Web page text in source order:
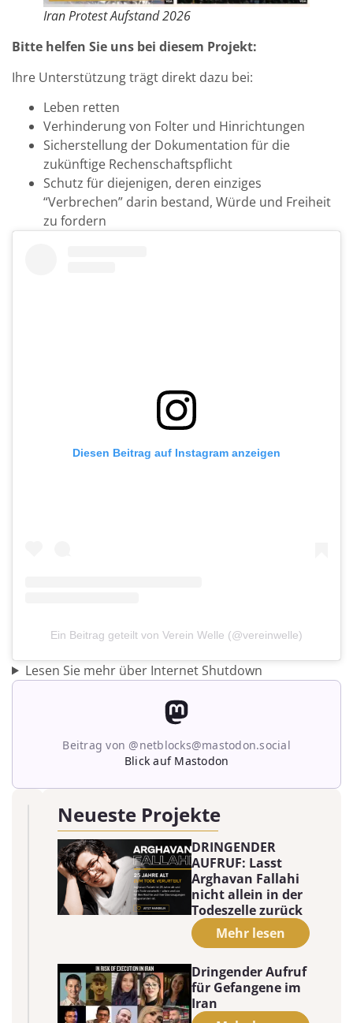
Iran Protest Aufstand 2026
Bitte helfen Sie uns bei diesem Projekt:
Ihre Unterstützung trägt direkt dazu bei:
Leben retten
Verhinderung von Folter und Hinrichtungen
Sicherstellung der Dokumentation für die
zukünftige Rechenschaftspflicht
Schutz für diejenigen, deren einziges
“Verbrechen” darin bestand, Würde und Freiheit
zu fordern
Diesen Beitrag auf Instagram anzeigen
Ein Beitrag geteilt von Verein Welle (@vereinwelle)
Lesen Sie mehr über Internet Shutdown
Beitrag von @netblocks@mastodon.social
Blick auf Mastodon
Neueste Projekte
DRINGENDER
AUFRUF: Lasst
Arghavan Fallahi
nicht allein in der
Todeszelle zurück
Mehr lesen
Dringender Aufruf
für Gefangene im
Iran